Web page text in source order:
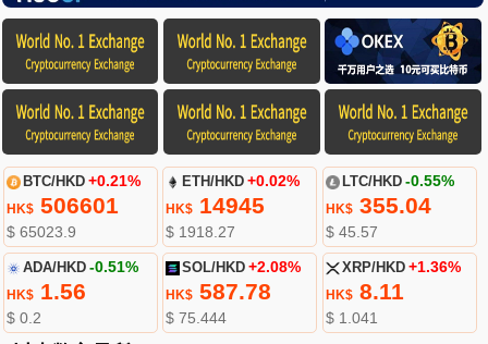
BTC/HKD +0.21%
HK$506601
$ 65023.9
ETH/HKD +0.02%
HK$ 14945
$ 1918.27
LTC/HKD -0.55%
HK$355.04
$ 45.57
ADA/HKD -0.51%
HK$1.56
$ 0.2
SOL/HKD +2.08%
HK$ 587.78
$ 75.444
XRP/HKD +1.36%
HK$8.11
$ 1.041